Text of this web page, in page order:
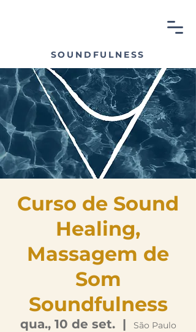
SOUNDFULNESS
Curso de Sound
Healing,
Massagem de
Som
Soundfulness
qua., 10 de set.
  |
São Paulo